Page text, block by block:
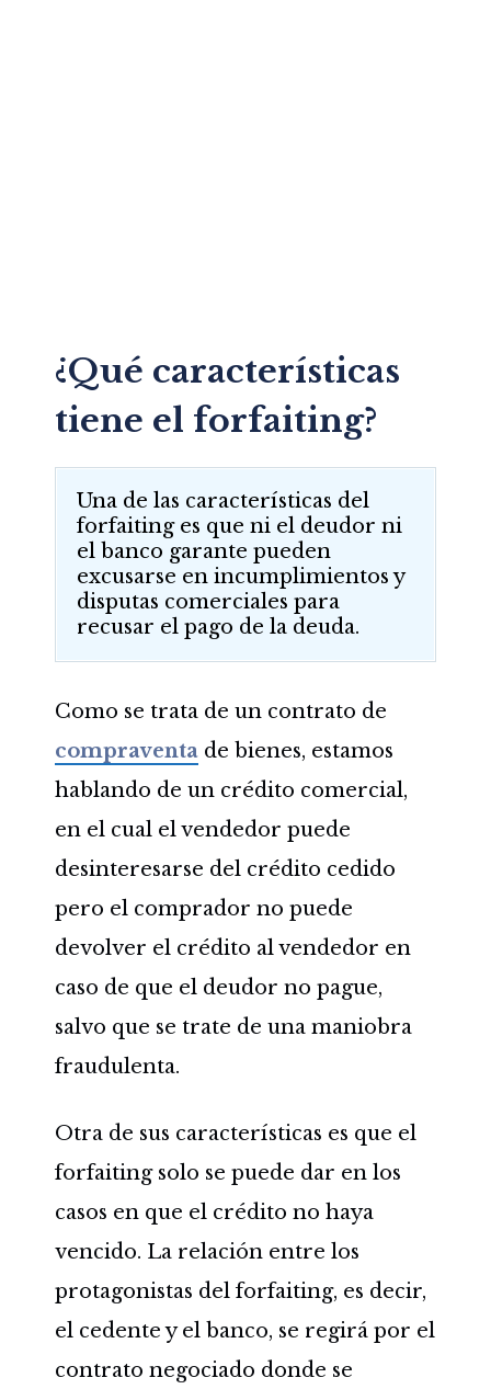
¿Qué características
tiene el forfaiting?
Una de las características del
forfaiting es que ni el deudor ni
el banco garante pueden
excusarse en incumplimientos y
disputas comerciales para
recusar el pago de la deuda.
Como se trata de un contrato de
compraventade bienes, estamos
hablando de un crédito comercial,
en el cual el vendedor puede
desinteresarse del crédito cedido
pero el comprador no puede
devolver el crédito al vendedor en
caso de que el deudor no pague,
salvo que se trate de una maniobra
fraudulenta.
Otra de sus características es que el
forfaiting solo se puede dar en los
casos en que el crédito no haya
vencido. La relación entre los
protagonistas del forfaiting, es decir,
el cedente y el banco, se regirá por el
contrato negociado donde se